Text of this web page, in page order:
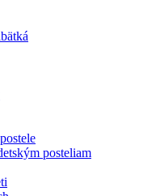
posteliam